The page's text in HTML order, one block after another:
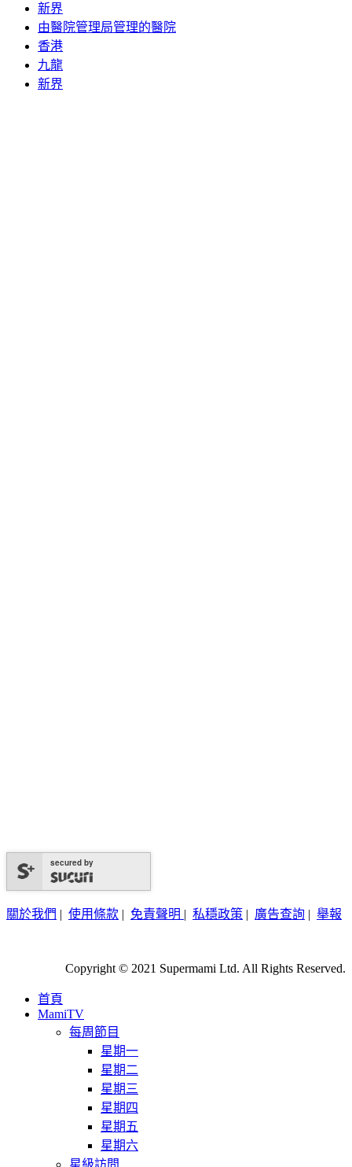
新界
由醫院管理局管理的醫院
香港
九龍
新界
secured by
關於我們 | 使用條款 | 免責聲明 | 私穩政策 | 廣告查詢 | 舉報
Copyright © 2021 Supermami Ltd. All Rights Reserved.
首頁
MamiTV
每周節目
星期一
星期二
星期三
星期四
星期五
星期六
星級訪問